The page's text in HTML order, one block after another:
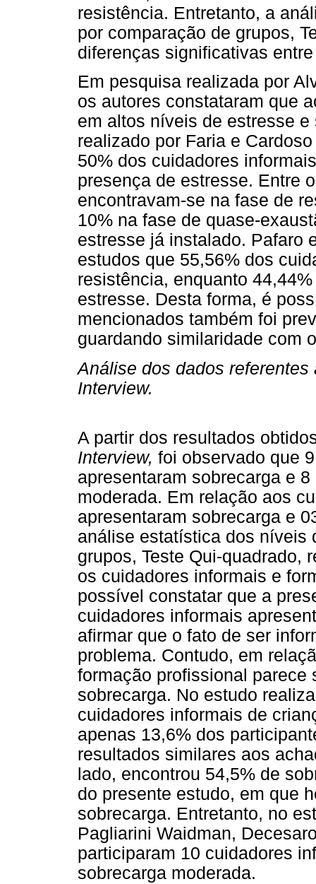
resistência. Entretanto, a
por comparação de grupos,
diferenças significativas
Em pesquisa realizada por
os autores constataram que
em altos níveis de estresse
realizado por Faria e
50% dos cuidadores
presença de estresse. Entre
encontravam-se na fase de
10% na fase de quase-
estresse já instalado. Pafaro
estudos que 55,56% dos
resistência, enquanto
estresse. Desta forma, é
mencionados também foi
guardando similaridade com
Análise dos dados
Interview.
A partir dos resultados
Interview, foi observado que
apresentaram sobrecarga e
moderada. Em relação aos
apresentaram sobrecarga e
análise estatística dos níveis
grupos, Teste Qui-quadrado,
os cuidadores informais e
possível constatar que a
cuidadores informais
afirmar que o fato de ser
problema. Contudo, em
formação profissional parece
sobrecarga. No estudo
cuidadores informais de
apenas 13,6% dos
resultados similares aos
lado, encontrou 54,5% de
do presente estudo, em que
sobrecarga. Entretanto, no
Pagliarini Waidman,
participaram 10 cuidadores
sobrecarga moderada.